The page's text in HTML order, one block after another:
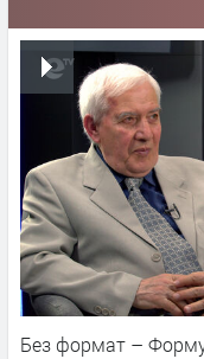
Без формат –